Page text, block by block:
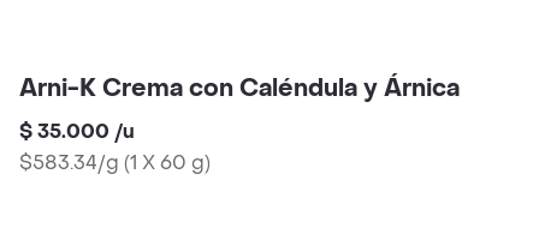
Arni-K Crema con Caléndula y Árnica
$ 35.000 /u
$583.34/g (1 X 60 g)